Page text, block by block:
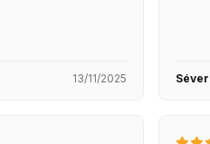
13/11/2025